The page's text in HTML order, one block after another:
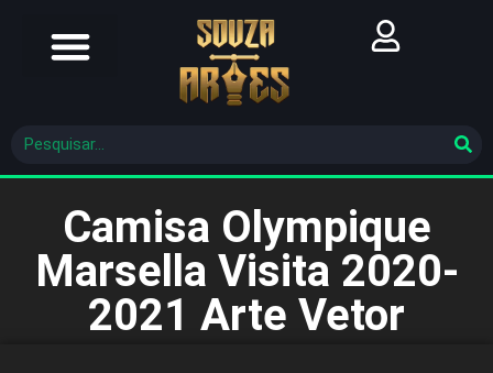
Camisa Olympique
Marsella Visita 2020-
2021 Arte Vetor